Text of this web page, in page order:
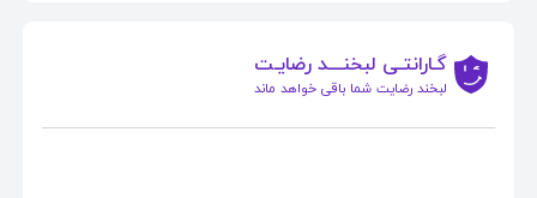
گـارانتـی لبخنــــد رضایـت
لبخند رضایت شما باقی خواهد ماند